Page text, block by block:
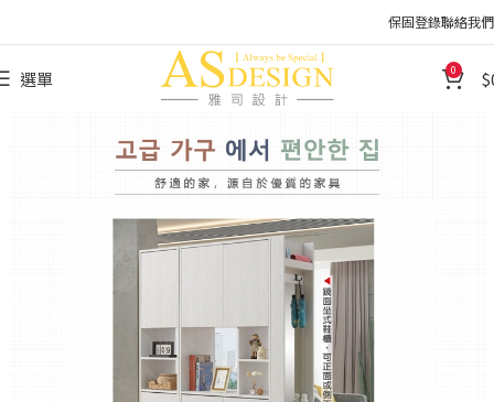
保固登錄聯絡我們
選單 0